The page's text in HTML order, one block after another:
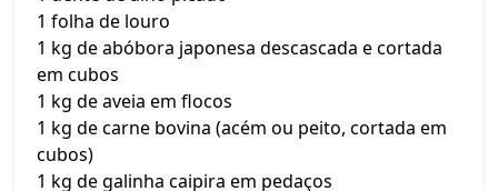
1 folha de louro
1 kg de abóbora japonesa descascada e cortada
em cubos
1 kg de aveia em flocos
1 kg de carne bovina (acém ou peito, cortada em
cubos)
1 kg de galinha caipira em pedaços